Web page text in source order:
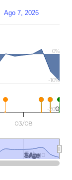
03/08
3 Ago
3 Ago
-10%
0%
-20%
0
Ago 7, 2026